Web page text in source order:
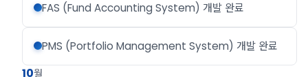
FAS (Fund Accounting System) 개발 완료
PMS (Portfolio Management System) 개발 완료
10월